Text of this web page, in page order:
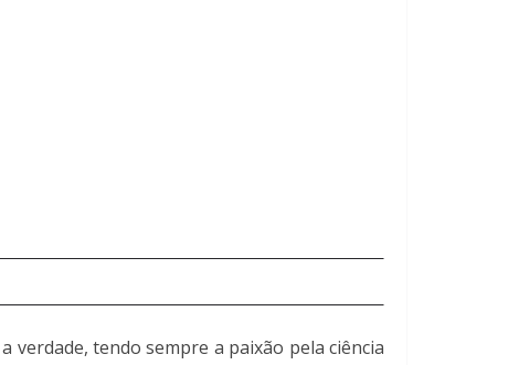
verdade, tendo sempre a paixão pela ciência